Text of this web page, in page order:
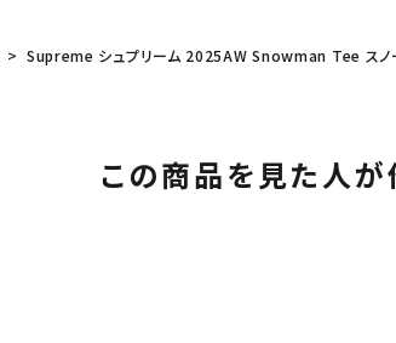
Supreme シュプリーム 2025AW Snowman Tee スノ
この商品を見た人